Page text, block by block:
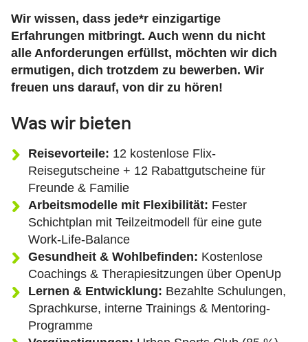
Wir wissen, dass jede*r einzigartige
Erfahrungen mitbringt. Auch wenn du nicht
alle Anforderungen erfüllst, möchten wir dich
ermutigen, dich trotzdem zu bewerben. Wir
freuen uns darauf, von dir zu hören!
Was wir bieten
Reisevorteile: 12 kostenlose Flix-
Reisegutscheine + 12 Rabattgutscheine für
Freunde & Familie
Arbeitsmodelle mit Flexibilität: Fester
Schichtplan mit Teilzeitmodell für eine gute
Work-Life-Balance
Gesundheit & Wohlbefinden: Kostenlose
Coachings & Therapiesitzungen über OpenUp
Lernen & Entwicklung: Bezahlte Schulungen,
Sprachkurse, interne Trainings & Mentoring-
Programme